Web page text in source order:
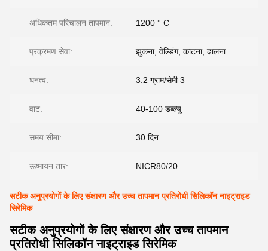
अधिकतम परिचालन तापमान: 1200 ° C
प्रक्रमण सेवा: झुकना, वेल्डिंग, काटना, ढालना
घनत्व: 3.2 ग्राम/सेमी 3
वाट: 40-100 डब्ल्यू
समय सीमा: 30 दिन
ऊष्मायन तार: NICR80/20
सटीक अनुप्रयोगों के लिए संक्षारण और उच्च तापमान प्रतिरोधी सिलिकॉन नाइट्राइड
सिरेमिक
सटीक अनुप्रयोगों के लिए संक्षारण और उच्च तापमान
प्रतिरोधी सिलिकॉन नाइट्राइड सिरेमिक